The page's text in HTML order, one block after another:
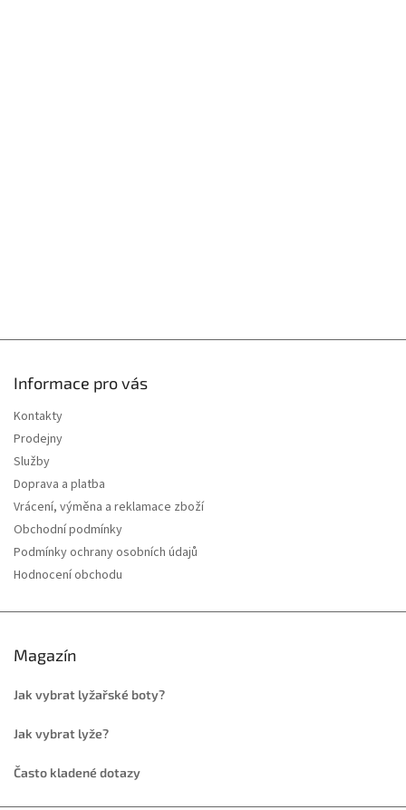
Informace pro vás
Kontakty
Prodejny
Služby
Doprava a platba
Vrácení, výměna a reklamace zboží
Obchodní podmínky
Podmínky ochrany osobních údajů
Hodnocení obchodu
Magazín
Jak vybrat lyžařské boty?
Jak vybrat lyže?
Často kladené dotazy